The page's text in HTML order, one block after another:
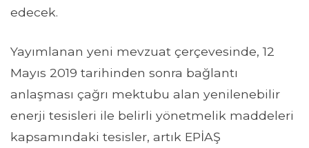
edecek.
Yayımlanan yeni mevzuat çerçevesinde, 12
Mayıs 2019 tarihinden sonra bağlantı
anlaşması çağrı mektubu alan yenilenebilir
enerji tesisleri ile belirli yönetmelik maddeleri
kapsamındaki tesisler, artık EPİAŞ